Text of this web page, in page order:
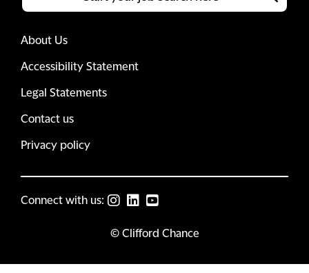
About Us
Accessibility Statement
Legal Statements
Contact us
Privacy policy
Connect with us:
© Clifford Chance